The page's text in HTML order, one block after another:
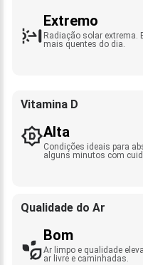
Extremo
Radiação solar extrema.
mais quentes do dia.
Vitamina D
Alta
Condições ideais para
alguns minutos com
Qualidade do Ar
Bom
Ar limpo e qualidade
ar livre e caminhadas.